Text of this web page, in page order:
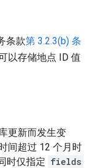
条款第 3.2.3(b) 条
以存储地点 ID 值
更新而发生变
间超过 12 个月时
时仅指定 fields